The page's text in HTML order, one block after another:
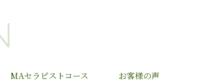
MAセラピストコース お客様の声